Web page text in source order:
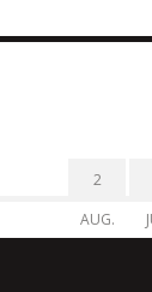
2
AUG.